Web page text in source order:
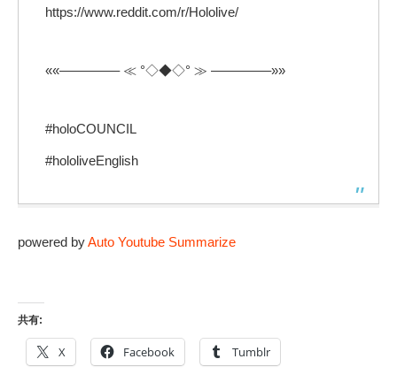
https://www.reddit.com/r/Hololive/
««————– ≪ °◇◆◇° ≫ ————–»»
#holoCOUNCIL
#hololiveEnglish
powered byAuto Youtube Summarize
共有:
X Facebook Tumblr